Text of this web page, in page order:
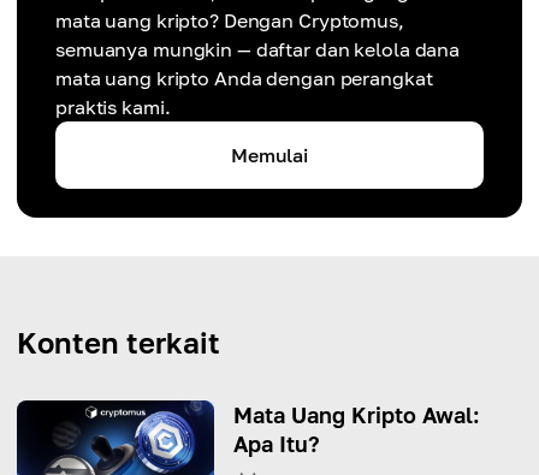
mata uang kripto? Dengan Cryptomus,
semuanya mungkin — daftar dan kelola dana
mata uang kripto Anda dengan perangkat
praktis kami.
Memulai
Konten terkait
Mata Uang Kripto Awal:
Apa Itu?